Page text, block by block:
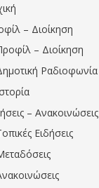
– Διοίκηση
– Διοίκηση
Ραδιοφωνία
– Ανακοινώσεις
Ειδήσεις